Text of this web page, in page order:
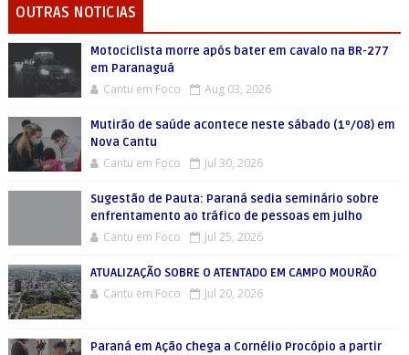
OUTRAS NOTICIAS
Motociclista morre após bater em cavalo na BR-277
em Paranaguá
Cantu em Foco Aug 03, 2026
Mutirão de saúde acontece neste sábado (1º/08) em
Nova Cantu
Cantu em Foco Jul 30, 2026
Sugestão de Pauta: Paraná sedia seminário sobre
enfrentamento ao tráfico de pessoas em julho
Cantu em Foco Jul 25, 2026
ATUALIZAÇÃO SOBRE O ATENTADO EM CAMPO MOURÃO
Cantu em Foco Jul 20, 2026
Paraná em Ação chega a Cornélio Procópio a partir